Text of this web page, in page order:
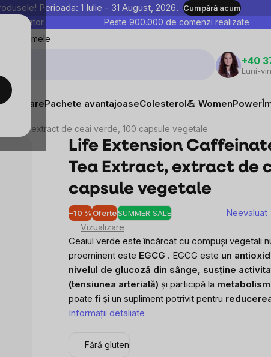
Perioada: 1 Iulie - 31 August, 2026. Cumpără acum
laborator Peste 900.000 de comenzi realizate
mele
+40
Luni-
Pachete avantajoaseColesterol💪 WomenPower
extract de ceai verde, 100 capsule vegetale
Life Extension
Tea Extract, extract de
capsule vegetale
–10 % OferteSUMMER SALE
Evaluarea
a
produsului
este
0,0
din
Neevaluat
Vizualizare
Ceaiul verde este încărcat cu compuși vegetali
proeminent este EGCG . EGCG este un
nivelul de glucoză din sânge, susține
(tensiunea arterială) și participă la
poate fi și un supliment potrivit pentru
Informaţii detaliate
Fără gluten